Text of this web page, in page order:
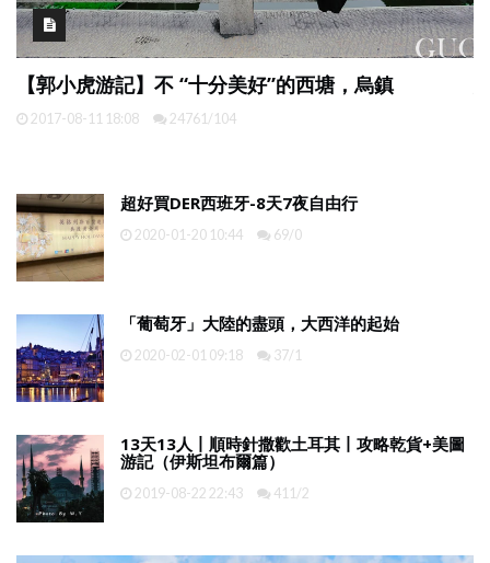
緬甸微笑國度自由行（防坑）熱氣球佛塔😎最實用攻
超好買DER西班牙-8天7夜自由行
2020-01-20 10:44 69/0
「葡萄牙」大陸的盡頭，大西洋的起始
2020-02-01 09:18 37/1
13天13人丨順時針撒歡土耳其丨攻略乾貨+美圖
游記（伊斯坦布爾篇）
2019-08-22 22:43 411/2